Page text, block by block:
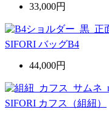
33,000円
SIFORI バッグB4
44,000円
SIFORI カフス（組紐）